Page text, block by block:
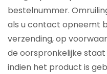
bestelnummer.
als u contact opneemt
verzending, op
de oorspronkelijke staat
indien het product is